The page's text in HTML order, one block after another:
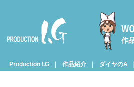
Prod
作
Production I.G 作品紹介 ダイヤのA